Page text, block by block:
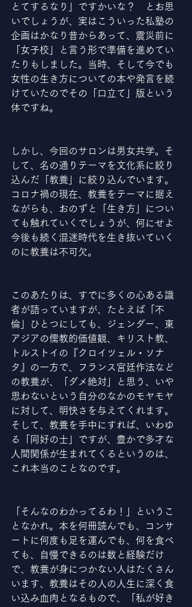
とてするなり」ですかいな？　とお思
いでしょうが、実はこういった私塾の
企画はかなり昔からあって、震災前に
「女子校」と言う形で準備を進めてい
たりもしました。当時、そして今でも
女性の生き方についての本や発言を続
けていたのでその「口立て」版という
体ですね。
しかし、今回のサロンは男女共学。そ
して、名の通りテーマを文化系に絞り
込んだ「教養」に絞り込んでいます。
コロナ禍の現在、教養をテーマに据え
ながらも、おのずと「生き方」につい
ても触れていくでしょうが、何にせよ
今後も続く混迷時代を生き抜いていく
のに教養は不可欠。
このあたりは、すでに多くの心ある識
者が語っていますが、たとえば「不
倫」ひとつにしても、ジェンダー、東
アジアの儒教的価値観、キリスト教、
トルストイの『クロイツェル・ソナ
タ』の一方で、フランス宮廷作法など
の教養が、「ダメ絶対」と思う、いや
思わないという自分のなかのモヤモヤ
に対して、明快さを与えてくれます。
そして、教養を手中にすれば、いわゆ
る「同好の士」ですが、豊かで多才な
人間関係が生まれてくるというのは、
これ本当のことなのです。
「そんなのわかってるわ！」というこ
となかれ。本を何冊読んでも、コンサ
ートに何度も足を運んでも、何を食べ
ても、自慢できるのは数と経験だけ
で、教養が身につかない人はたくさん
います、教養はその人の人生に深く食
い込み血肉となるもので、「私が好き